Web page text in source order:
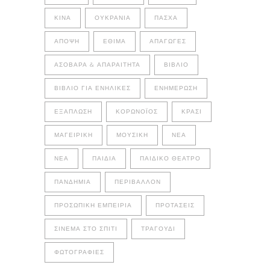
ΚΊΝΑ ΟΥΚΡΑΝΊΑ ΠΆΣΧΑ
ΆΠΟΨΗ ΈΘΙΜΑ ΑΠΑΓΩΓΈΣ
ΑΣΌΒΑΡΑ & ΑΠΑΡΑΊΤΗΤΑ ΒΙΒΛΊΟ
ΒΙΒΛΊΟ ΓΙΑ ΕΝΉΛΙΚΕΣ ΕΝΗΜΈΡΩΣΗ
ΕΞΆΠΛΩΣΗ ΚΟΡΩΝΟΪΌΣ ΚΡΑΣΊ
ΜΑΓΕΙΡΙΚΉ ΜΟΥΣΙΚΉ ΝΈΑ
ΝΕΑ ΠΑΙΔΙΆ ΠΑΙΔΙΚΌ ΘΈΑΤΡΟ
ΠΑΝΔΗΜΊΑ ΠΕΡΙΒΆΛΛΟΝ
ΠΡΟΣΩΠΙΚΉ ΕΜΠΕΙΡΊΑ ΠΡΟΤΆΣΕΙΣ
ΣΙΝΕΜΆ ΣΤΟ ΣΠΊΤΙ ΤΡΑΓΟΎΔΙ
ΦΩΤΟΓΡΑΦΊΕΣ